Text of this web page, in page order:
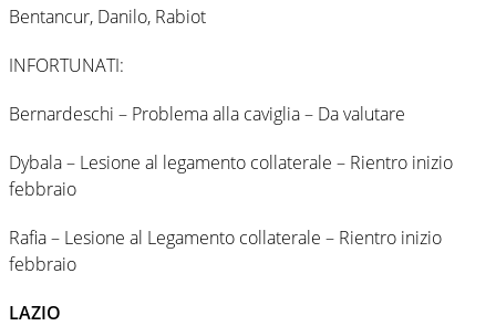
Bentancur, Danilo, Rabiot
INFORTUNATI:
Bernardeschi – Problema alla caviglia – Da valutare
Dybala – Lesione al legamento collaterale – Rientro inizio
febbraio
Rafia – Lesione al Legamento collaterale – Rientro inizio
febbraio
LAZIO